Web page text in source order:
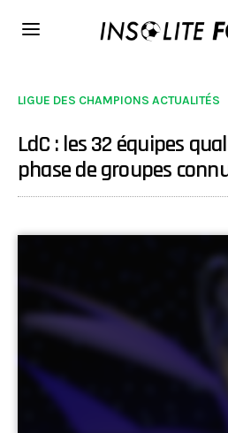
LIGUE DES CHAMPIONS ACTUALITÉS
LdC : les 32 équipes
phase de groupes